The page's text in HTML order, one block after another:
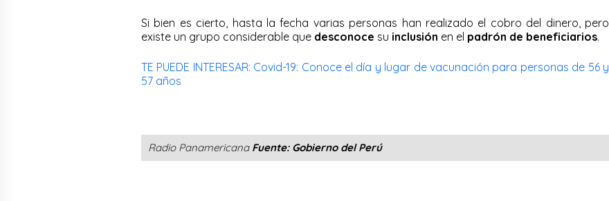
Si bien es cierto, hasta la fecha varias personas han realizado el cobro del dinero, pero
existe un grupo considerable que desconoce su inclusión en el padrón de beneficiarios.
TE PUEDE INTERESAR: Covid-19: Conoce el día y lugar de vacunación para personas de 56 y
57 años
Radio Panamericana Fuente: Gobierno del Perú